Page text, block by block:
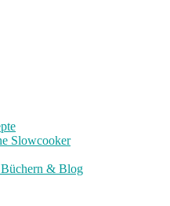
Slowcooker
& Blog